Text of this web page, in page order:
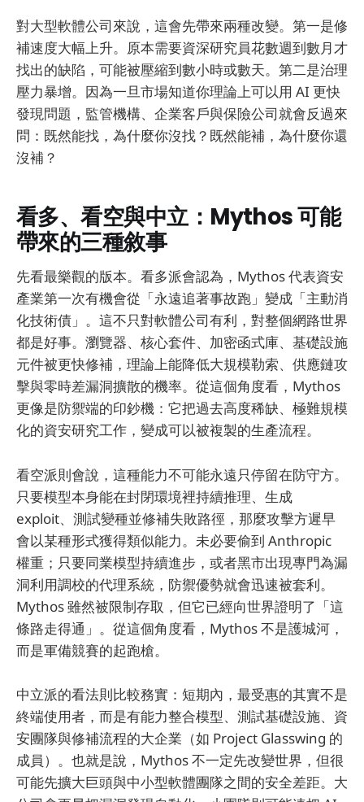
對大型軟體公司來說，這會先帶來兩種改變。第一是修
補速度大幅上升。原本需要資深研究員花數週到數月才
找出的缺陷，可能被壓縮到數小時或數天。第二是治理
壓力暴增。因為一旦市場知道你理論上可以用 AI 更快
發現問題，監管機構、企業客戶與保險公司就會反過來
問：既然能找，為什麼你沒找？既然能補，為什麼你還
沒補？
看多、看空與中立：Mythos 可能
帶來的三種敘事
先看最樂觀的版本。看多派會認為，Mythos 代表資安
產業第一次有機會從「永遠追著事故跑」變成「主動消
化技術債」。這不只對軟體公司有利，對整個網路世界
都是好事。瀏覽器、核心套件、加密函式庫、基礎設施
元件被更快修補，理論上能降低大規模勒索、供應鏈攻
擊與零時差漏洞擴散的機率。從這個角度看，Mythos
更像是防禦端的印鈔機：它把過去高度稀缺、極難規模
化的資安研究工作，變成可以被複製的生產流程。
看空派則會說，這種能力不可能永遠只停留在防守方。
只要模型本身能在封閉環境裡持續推理、生成
exploit、測試變種並修補失敗路徑，那麼攻擊方遲早
會以某種形式獲得類似能力。未必要偷到 Anthropic
權重；只要同業模型持續進步，或者黑市出現專門為漏
洞利用調校的代理系統，防禦優勢就會迅速被套利。
Mythos 雖然被限制存取，但它已經向世界證明了「這
條路走得通」。從這個角度看，Mythos 不是護城河，
而是軍備競賽的起跑槍。
中立派的看法則比較務實：短期內，最受惠的其實不是
終端使用者，而是有能力整合模型、測試基礎設施、資
安團隊與修補流程的大企業（如 Project Glasswing 的
成員）。也就是說，Mythos 不一定先改變世界，但很
可能先擴大巨頭與中小型軟體團隊之間的安全差距。大